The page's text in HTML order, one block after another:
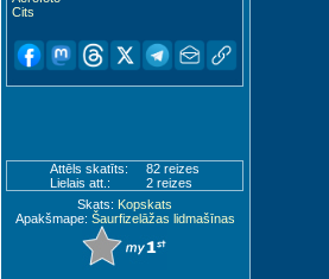
Cits
Attēls skatīts:
82 reizes
Lielais att.:
2 reizes
Skats: Kopskats
Apakšmape: Šaurfizelāžas lidmašīnas